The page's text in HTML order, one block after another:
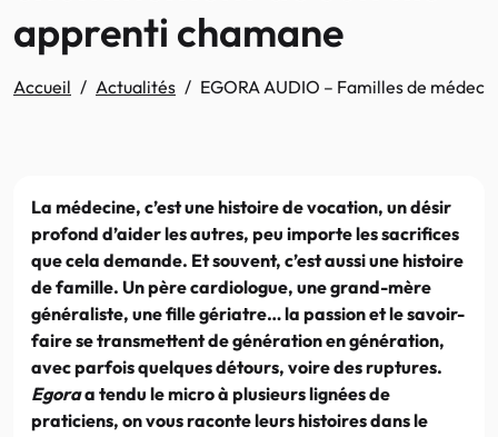
apprenti chamane
Accueil Actualités EGORA AUDIO – Familles de
La médecine, c’est une histoire de vocation, un désir
profond d’aider les autres, peu importe les sacrifices
que cela demande. Et souvent, c’est aussi une histoire
de famille. Un père cardiologue, une grand-mère
généraliste, une fille gériatre… la passion et le savoir-
faire se transmettent de génération en génération,
avec parfois quelques détours, voire des ruptures.
Egoraa tendu le micro à plusieurs lignées de
praticiens, on vous raconte leurs histoires dans le